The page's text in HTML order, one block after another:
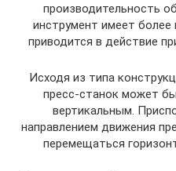
производительность
инструмент имеет
приводится в действие
Исходя из типа
пресс-станок может
вертикальным.
направлением движения
перемещаться